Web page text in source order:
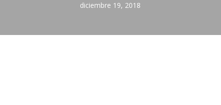
diciembre 19, 2018